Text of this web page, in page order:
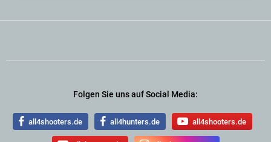
Folgen Sie uns auf Social Media:
all4shooters.de all4hunters.de all4shooters.de